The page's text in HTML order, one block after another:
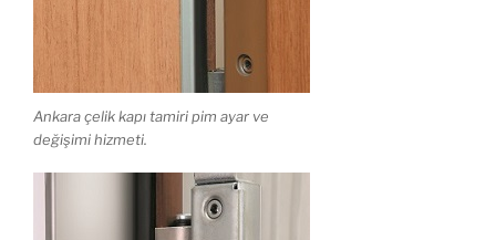
Ankara çelik kapı tamiri pim ayar ve
değişimi hizmeti.